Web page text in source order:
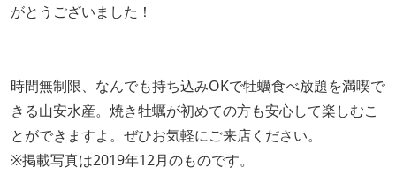
がとうございました！
時間無制限、なんでも持ち込みOKで牡蠣食べ放題を満喫で
きる山安水産。焼き牡蠣が初めての方も安心して楽しむこ
とができますよ。ぜひお気軽にご来店ください。
※掲載写真は2019年12月のものです。